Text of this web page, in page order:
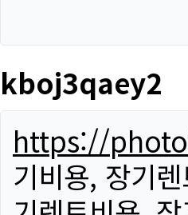
kboj3qaey2
https://
기비용, 장기